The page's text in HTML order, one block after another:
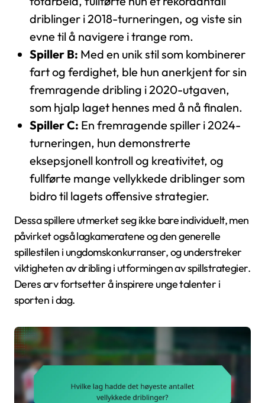
driblinger i 2018-turneringen, og viste sin
evne til å navigere i trange rom.
Spiller B: Med en unik stil som kombinerer
fart og ferdighet, ble hun anerkjent for sin
fremragende dribling i 2020-utgaven,
som hjalp laget hennes med å nå finalen.
Spiller C: En fremragende spiller i 2024-
turneringen, hun demonstrerte
eksepsjonell kontroll og kreativitet, og
fullførte mange vellykkede driblinger som
bidro til lagets offensive strategier.
Dessa spillere utmerket seg ikke bare individuelt, men
påvirket også lagkameratene og den generelle
spillestilen i ungdomskonkurranser, og understreker
viktigheten av dribling i utformingen av spillstrategier.
Deres arv fortsetter å inspirere unge talenter i
sporten i dag.